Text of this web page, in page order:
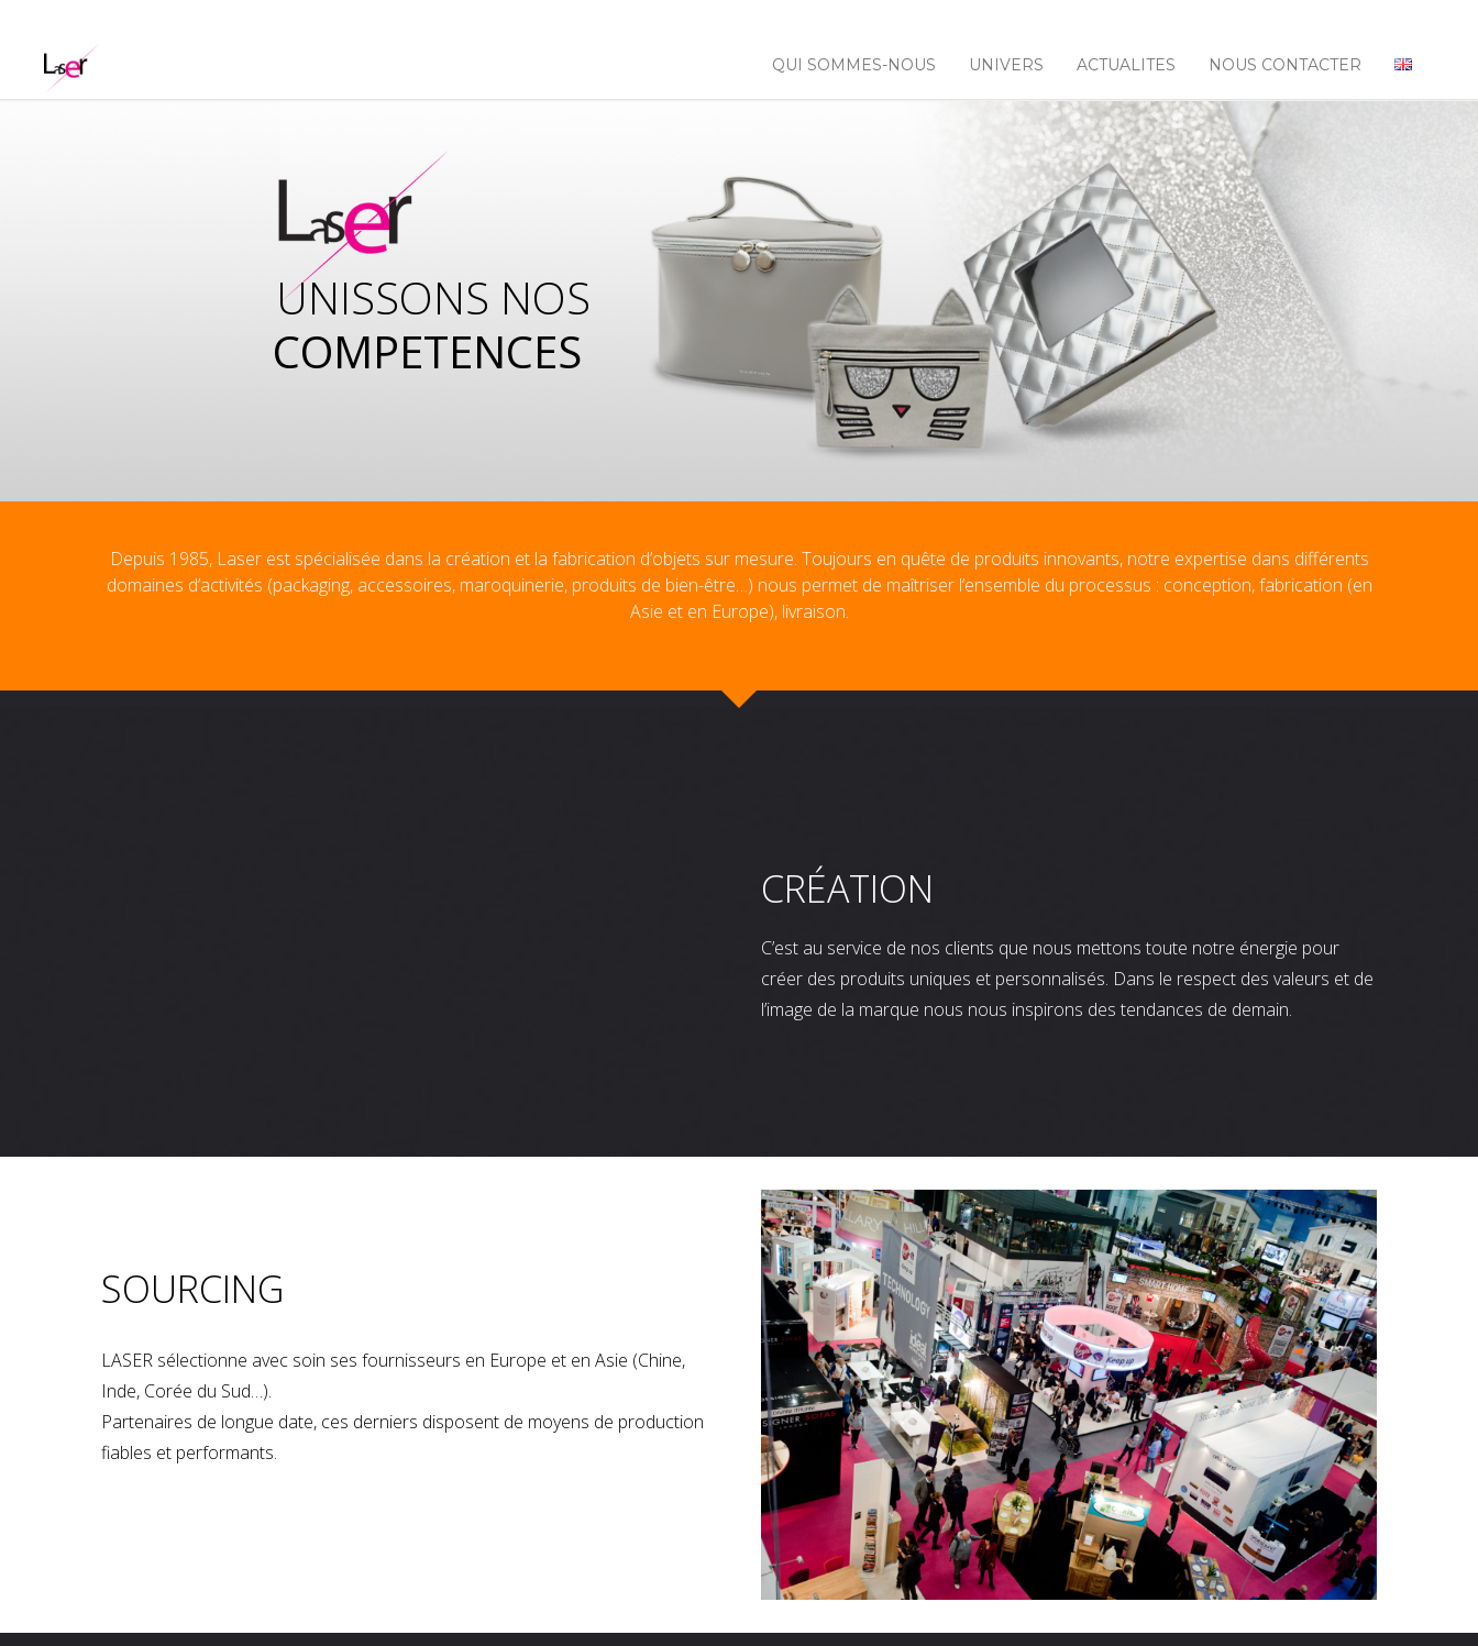
QUI SOMMES-NOUS UNIVERS ACTUALITES NOUS CONTACTER
COMPETENCES
UNISSONS NOS
Depuis 1985, Laser est spécialisée dans la création et la fabrication d’objets sur mesure. Toujours en quête de produits innovants, notre expertise dans différents
domaines d’activités (packaging, accessoires, maroquinerie, produits de bien-être…) nous permet de maîtriser l’ensemble du processus : conception, fabrication (en
Asie et en Europe), livraison.
CRÉATION
C’est au service de nos clients que nous mettons toute notre énergie pour
créer des produits uniques et personnalisés. Dans le respect des valeurs et de
l’image de la marque nous nous inspirons des tendances de demain.
SOURCING
LASER sélectionne avec soin ses fournisseurs en Europe et en Asie (Chine,
Inde, Corée du Sud…).
Partenaires de longue date, ces derniers disposent de moyens de production
fiables et performants.